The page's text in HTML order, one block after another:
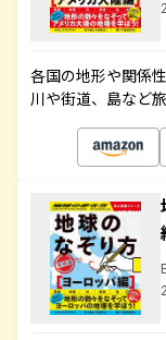
各国の地形や関係
川や街道、島など